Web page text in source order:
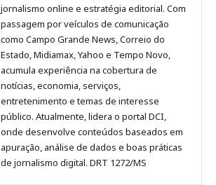
Pinterest
LinkedInInstagram
FacebookMalagolini
jornalismo online e estratégia editorial. Com
passagem por veículos de comunicação
como Campo Grande News, Correio do
Estado, Midiamax, Yahoo e Tempo Novo,
acumula experiência na cobertura de
notícias, economia, serviços,
entretenimento e temas de interesse
público. Atualmente, lidera o portal DCI,
onde desenvolve conteúdos baseados em
apuração, análise de dados e boas práticas
de jornalismo digital. DRT 1272/MS